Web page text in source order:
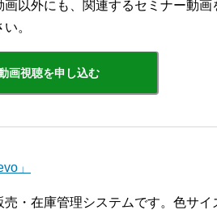
画以外にも、関連するセミナー動
。
画視聴を申し込む
」
・在庫管理システムです。色サ